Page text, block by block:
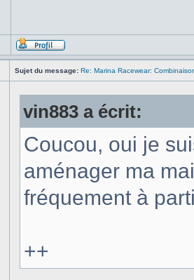
Sujet du message: Re: Marina Racewear:
vin883 a écrit:
Coucou, oui je
aménager ma
fréquement à
++